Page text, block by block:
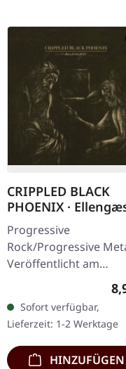
CRIPPLED BLACK
PHOENIX ·
DIGIPAK CD
Progressive
Rock/Progressive
Veröffentlicht am
09.10.2020, auf
Mist. CD im DigiPak
20-seitigem Booklet.
"Ellengæst," das
neueste…
Sofort verfügbar,
Lieferzeit: 1-2 Werktage
HINZUFÜGEN